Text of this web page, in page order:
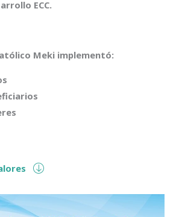
ECC.
Meki implementó: